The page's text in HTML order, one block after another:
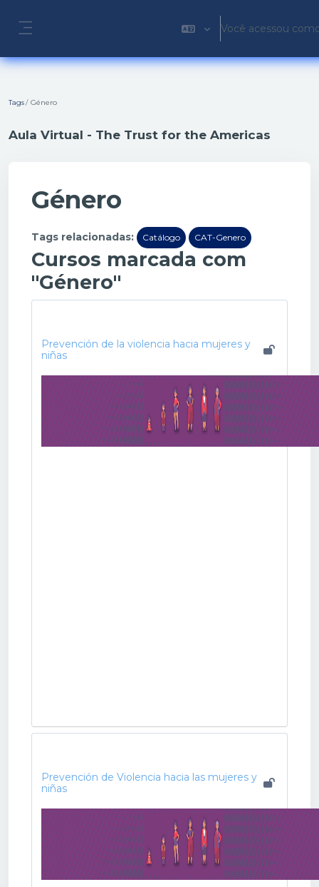
Você acessou
Tags Género
Aula Virtual - The Trust for the Americas
Género
Tags relacionadas: Catálogo CAT-Genero
Cursos marcada com
"Género"
Prevención de la violencia hacia mujeres y
niñas
Prevención de Violencia hacia las mujeres y
niñas